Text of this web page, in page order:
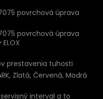
povrchová úprava
povrchová úprava
prestavenia tuhosti
Zlatá, Červená, Modrá
interval a to